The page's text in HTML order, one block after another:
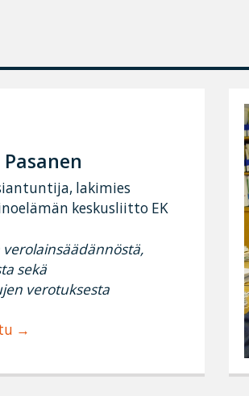
lakimies
keskusliitto EK
verolainsäädännöstä,
sekä
verotuksesta